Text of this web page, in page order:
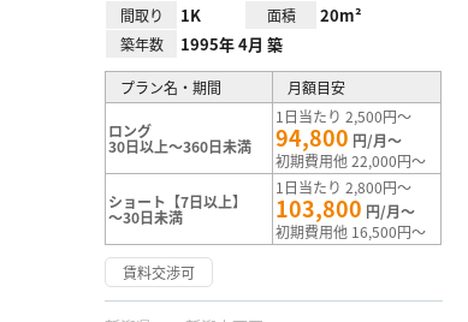
間取り 1K 面積 20m²
築年数 1995年 4月 築
プラン名・期間 月額目安
ロング
30日以上～360日未満
1日当たり 2,500円～
94,800 円/月～
初期費用他 22,000円～
ショート【7日以上】
～30日未満
1日当たり 2,800円～
103,800 円/月～
初期費用他 16,500円～
賃料交渉可